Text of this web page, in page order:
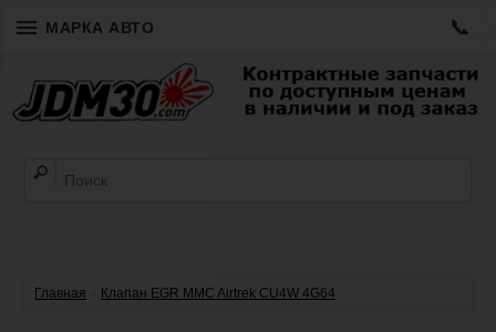
МАРКА АВТО 📞
Главная Клапан EGR MMC Airtrek CU4W 4G64